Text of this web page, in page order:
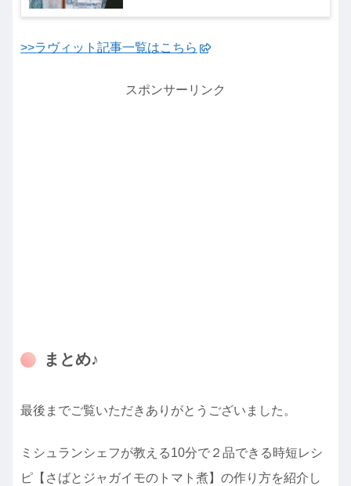
>>ラヴィット記事一覧はこちら
スポンサーリンク
まとめ♪
最後までご覧いただきありがとうございました。
ミシュランシェフが教える10分で２品できる時短レシ
ピ【さばとジャガイモのトマト煮】の作り方を紹介し